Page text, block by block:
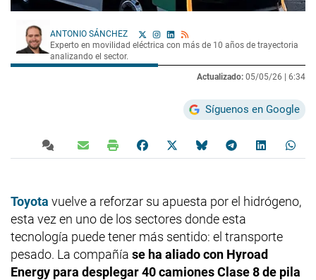
ANTONIO SÁNCHEZ
Experto en movilidad eléctrica con más de 10 años de trayectoria
analizando el sector.
Actualizado: 05/05/26 | 6:34
Síguenos en Google
Toyota vuelve a reforzar su apuesta por el hidrógeno,
esta vez en uno de los sectores donde esta
tecnología puede tener más sentido: el transporte
pesado. La compañía se ha aliado con Hyroad
Energy para desplegar 40 camiones Clase 8 de pila